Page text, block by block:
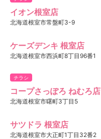
イオン根室店
北海道根室市常盤町3-9
ケーズデンキ 根室店
北海道根室市西浜町8丁目96番1
チラシ
コープさっぽろ ねむろ店
北海道根室市曙町3丁目5
サツドラ 根室店
北海道根室市大正町1丁目32番2